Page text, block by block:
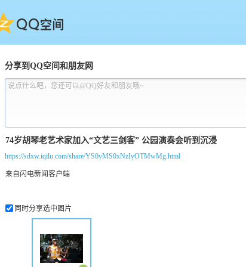
QQ空间
分享到QQ空间和朋友网
说点什么吧，您还可以@QQ好友和朋友哦~
https://sdxw.iqilu.com/share/YS0yMS0xNzIyOTMwMg.html
同时分享选中图片